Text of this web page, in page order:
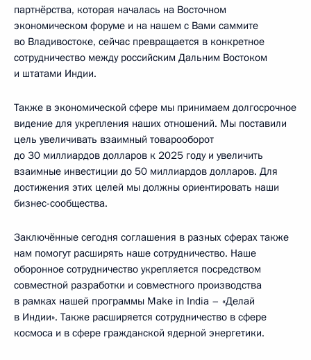
партнёрства, которая началась на Восточном
экономическом форуме и на нашем с Вами саммите
во Владивостоке, сейчас превращается в конкретное
сотрудничество между российским Дальним Востоком
и штатами Индии.
Также в экономической сфере мы принимаем долгосрочное
видение для укрепления наших отношений. Мы поставили
цель увеличивать взаимный товарооборот
до 30 миллиардов долларов к 2025 году и увеличить
взаимные инвестиции до 50 миллиардов долларов. Для
достижения этих целей мы должны ориентировать наши
бизнес-сообщества.
Заключённые сегодня соглашения в разных сферах также
нам помогут расширять наше сотрудничество. Наше
оборонное сотрудничество укрепляется посредством
совместной разработки и совместного производства
в рамках нашей программы Make in India – «Делай
в Индии». Также расширяется сотрудничество в сфере
космоса и в сфере гражданской ядерной энергетики.